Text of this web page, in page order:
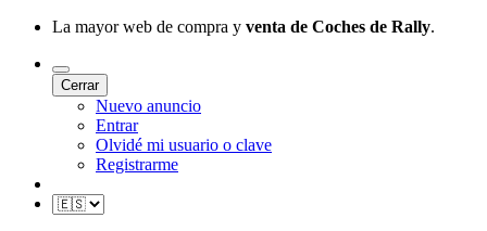
La mayor web de compra y venta de Coches de Rally.
Cerrar
Nuevo anuncio
Entrar
Olvidé mi usuario o clave
Registrarme